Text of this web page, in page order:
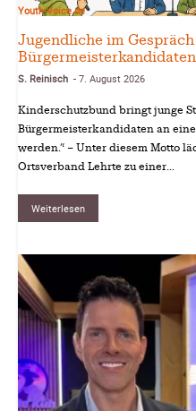
Youth-Voice.de
Jugendliche im
Bürgermeisterkandidaten
S. Reinisch - 7. August 2026
Kinderschutzbund bringt junge
Bürgermeisterkandidaten an
werden.“ – Unter diesem Motto
Ortsverband Lehrte zu einer...
Weiterlesen